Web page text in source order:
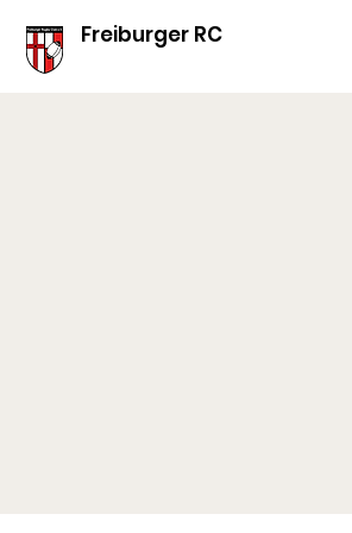
Freiburger RC